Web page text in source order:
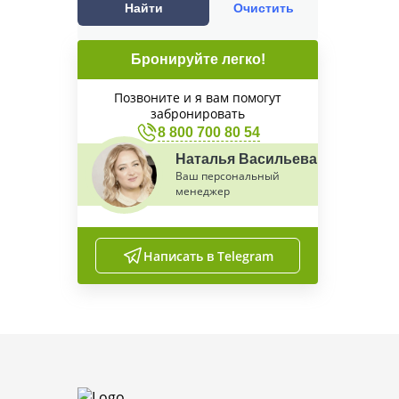
Найти Очистить
Бронируйте легко!
Позвоните и я вам помогут
забронировать
8 800 700 80 54
Наталья Васильева
Ваш персональный
менеджер
Написать в Telegram